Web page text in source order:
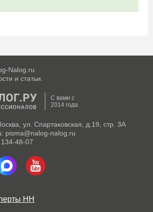
Nalog.ru
и статьи.
С вами с
2014 года
ул. Спартаковская, д.19, стр. 3А
pisma@nalog-nalog.ru
48-07
НН